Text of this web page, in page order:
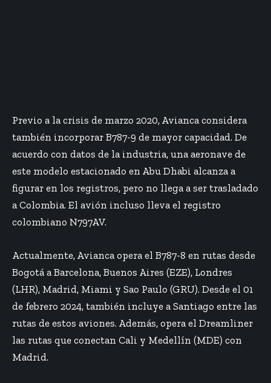
Previo a la crisis de marzo 2020, Avianca considera
también incorporar B787-9 de mayor capacidad. De
acuerdo con datos de la industria, una aeronave de
este modelo estacionado en Abu Dhabi alcanza a
figurar en los registros, pero no llega a ser trasladado
a Colombia. El avión incluso lleva el registro
colombiano N797AV.
Actualmente, Avianca opera el B787-8 en rutas desde
Bogotá a Barcelona, Buenos Aires (EZE), Londres
(LHR), Madrid, Miami y Sao Paulo (GRU). Desde el 01
de febrero 2024, también incluye a Santiago entre las
rutas de estos aviones. Además, opera el Dreamliner
las rutas que conectan Cali y Medellín (MDE) con
Madrid.